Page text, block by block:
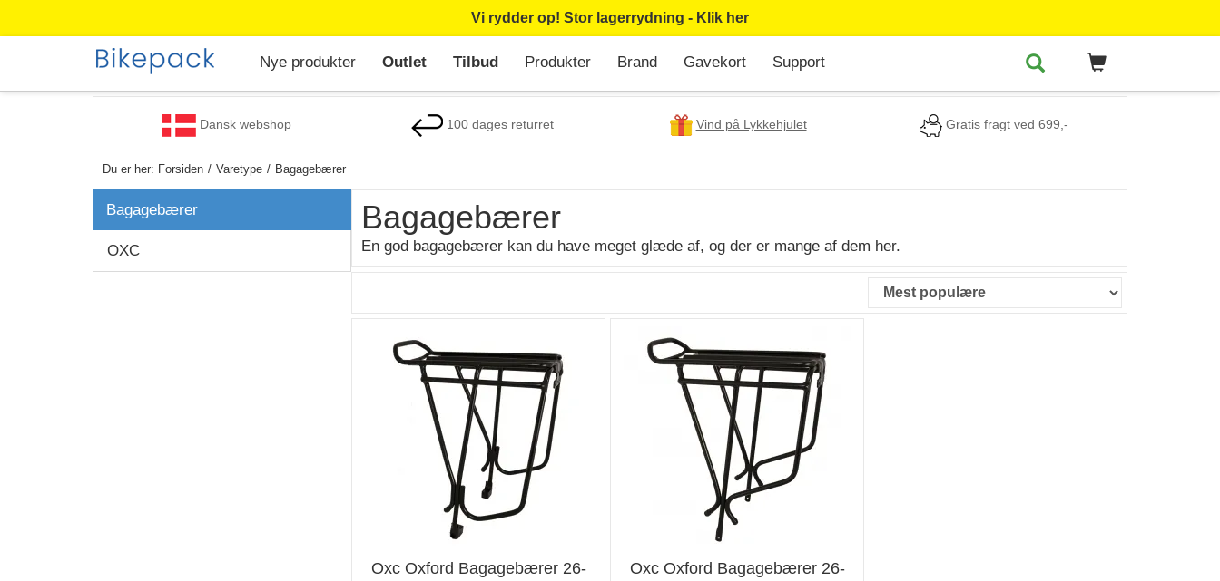
Vi rydder op! Stor lagerrydning - Klik her
Nye produkter Outlet Tilbud Produkter Brand Gavekort Support
Dansk webshop 100 dages returret Vind på Lykkehjulet Gratis fragt ved 699,-
Du er her: Forsiden Varetype Bagagebærer
Bagagebærer
OXC
Bagagebærer
En god bagagebærer kan du have meget glæde af, og der er mange af dem her.
Oxc Oxford Bagagebærer 26-
Oxc Oxford Bagagebærer 26-